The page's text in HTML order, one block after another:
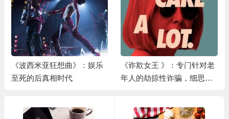
《波西米亚狂想曲》：娱乐
至死的后真相时代
《诈欺女王 》：专门针对老
年人的劫掠性诈骗，细思极